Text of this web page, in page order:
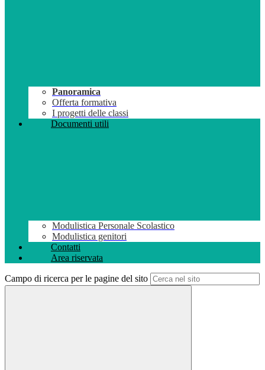
Panoramica
Offerta formativa
I progetti delle classi
Documenti utili
Modulistica Personale Scolastico
Modulistica genitori
Contatti
Area riservata
Campo di ricerca per le pagine del sito